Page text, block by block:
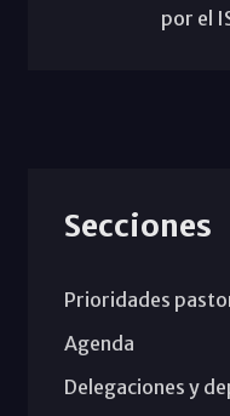
por el
Secciones
Prioridades
Agenda
Delegaciones y